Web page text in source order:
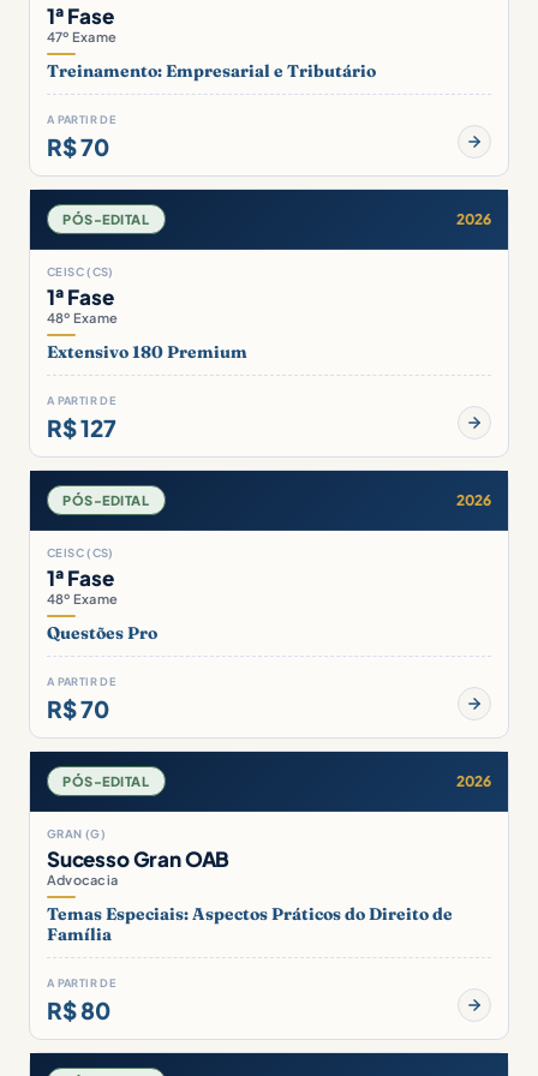
1ª Fase
47º Exame
Treinamento: Empresarial e Tributário
A PARTIR DE
R$ 70
PÓS-EDITAL 2026
CEISC (CS)
1ª Fase
48º Exame
Extensivo 180 Premium
A PARTIR DE
R$ 127
PÓS-EDITAL 2026
CEISC (CS)
1ª Fase
48º Exame
Questões Pro
A PARTIR DE
R$ 70
PÓS-EDITAL 2026
GRAN (G)
Sucesso Gran OAB
Advocacia
Temas Especiais: Aspectos Práticos do Direito de
Família
A PARTIR DE
R$ 80